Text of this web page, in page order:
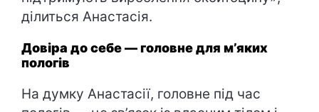
ділиться Анастасія.
Довіра до себе — головне для м’яких
пологів
На думку Анастасії, головне під час